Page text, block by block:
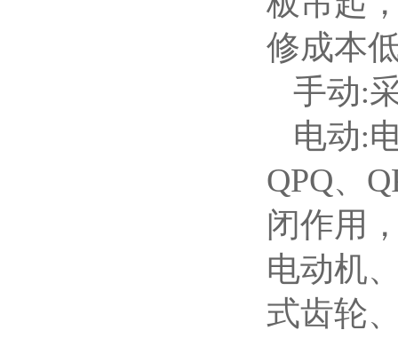
修成本
手动:
电动:
QPQ、
闭作用
电动机
式齿轮